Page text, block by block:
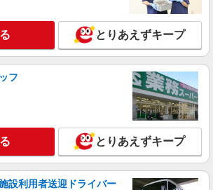
詳細を見る
店（jb608034）
立認可保育園の保育士
月給 305,000円 〜 336,120円 ※給与幅は経
・能力により考慮 賞与あり 交通費あり／全額支
281,000円〜（賞与対象額） キャリアアップ手
：24,000円（東京都） (賞与) 年2回 計2か月分
2025年度実績） ※業績、評価により変動しま
宅手当 5,000円（借り上げ
宅・寮を利用しない場合は一律支給） ・配属行
によって手当が異なります。
■グローバルキッズ板橋園（私立認可保育園）
都板橋区清水町443ロイヤルガーデン2F
詳細を見る
とりあえずキープ
フ
とりあえずキープ
設利用者送迎ドライバー